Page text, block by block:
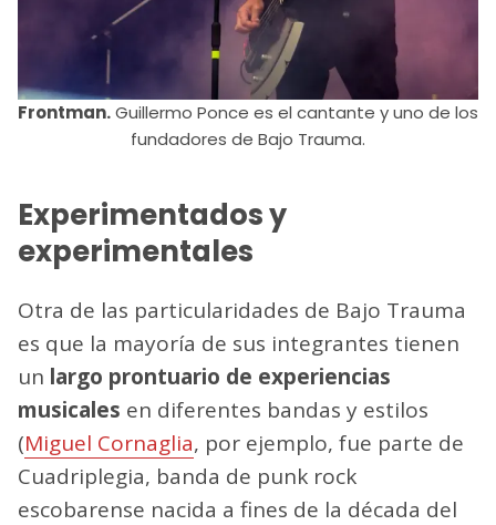
Frontman.Guillermo Ponce es el cantante y uno de los
fundadores de Bajo Trauma.
Experimentados y
experimentales
Otra de las particularidades de Bajo Trauma
es que la mayoría de sus integrantes tienen
un largo prontuario de experiencias
musicales en diferentes bandas y estilos
(Miguel Cornaglia, por ejemplo, fue parte de
Cuadriplegia, banda de punk rock
escobarense nacida a fines de la década del